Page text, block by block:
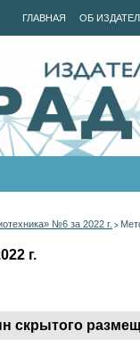
ГЛАВНАЯ ОБ
№6 за 2022 г. >
г.
скрытого